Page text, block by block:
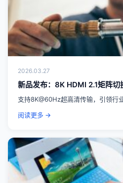
2026.03.27
新品发布：8K HDMI 2.1矩阵切
支持8K@60Hz超高清传输，引领行
阅读更多 →